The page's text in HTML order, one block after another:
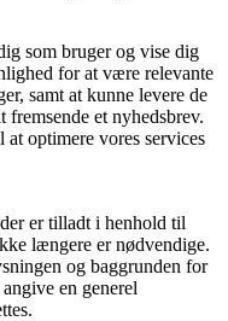
som bruger og vise dig
for at være relevante
samt at kunne levere de
fremsende et nyhedsbrev.
optimere vores services
er tilladt i henhold til
længere er nødvendige.
og baggrunden for
en generel